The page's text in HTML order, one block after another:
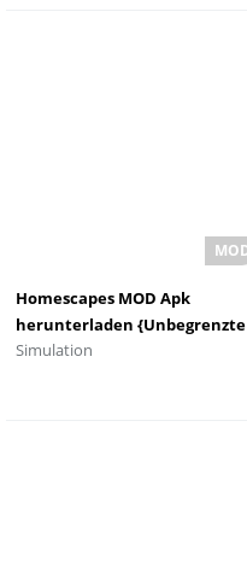
Homescapes MOD Apk
herunterladen {Unbegrenzte
MÃ¼nzen und Sterne}
Simulation